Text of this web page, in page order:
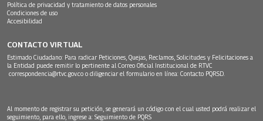
Política de privacidad y tratamiento de datos personales
Condiciones de uso
Accesibilidad
CONTACTO VIRTUAL
Estimado Ciudadano: Para radicar Peticiones, Quejas, Reclamos, Solicitudes y Felicitaciones a
la Entidad puede remitir lo pertinente al Correo Oficial Institucional de RTVC
correspondencia@rtvc.gov.co o diligenciar el formulario en línea: Contacto PQRSD.
Al momento de registrar su petición, se generará un código con el cual usted podrá realizar el
seguimiento, para ello, ingrese a: Seguimiento de PQRS